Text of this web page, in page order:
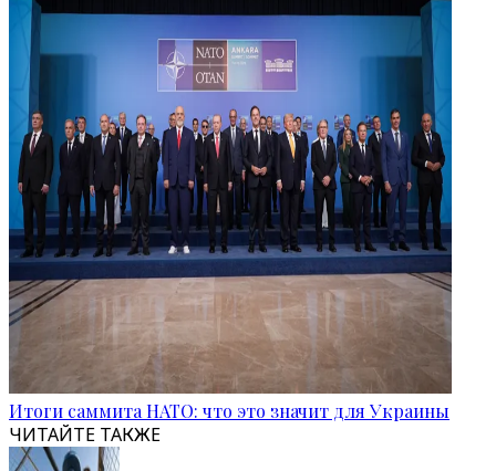
Итоги саммита НАТО: что это значит для Украины
ЧИТАЙТЕ ТАКЖЕ